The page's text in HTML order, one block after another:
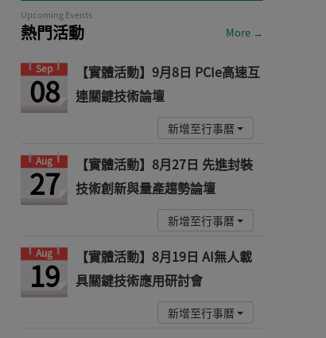
Upcoming Events
熱門活動 More →
Sep
08
【實體活動】9月8日 PCIe高速互
連關鍵技術論壇
新增至行事曆
Aug
27
【實體活動】8月27日 先進封裝
技術創新與量產趨勢論壇
新增至行事曆
Aug
19
【實體活動】8月19日 AI無人載
具關鍵技術應用研討會
新增至行事曆